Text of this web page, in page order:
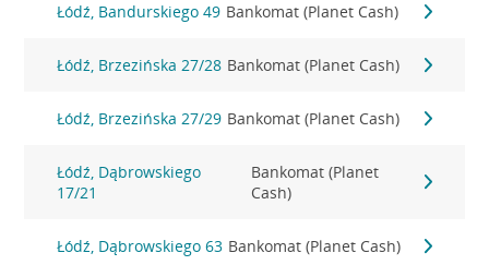
Łódź, Bandurskiego 49 Bankomat (Planet Cash)
Łódź, Brzezińska 27/28 Bankomat (Planet Cash)
Łódź, Brzezińska 27/29 Bankomat (Planet Cash)
Łódź, Dąbrowskiego
17/21
Bankomat (Planet
Cash)
Łódź, Dąbrowskiego 63 Bankomat (Planet Cash)